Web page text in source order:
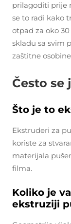
prilagoditi prije
se to radi kako
otpad za oko
skladu sa svim
zaštitne
Često se
Što je to
Ekstruderi za
koriste za
materijala
filma.
Koliko je
ekstruziji